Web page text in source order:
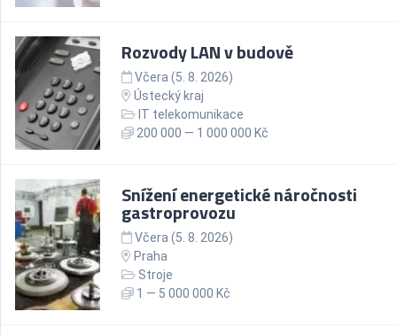
Rozvody LAN v budově
Včera (5. 8. 2026)
Ústecký kraj
IT telekomunikace
200 000 — 1 000 000 Kč
Snížení energetické náročnosti
gastroprovozu
Včera (5. 8. 2026)
Praha
Stroje
1 — 5 000 000 Kč